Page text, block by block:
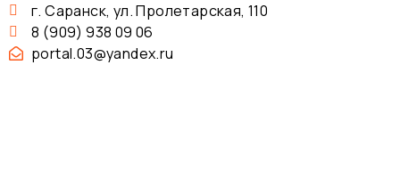
г. Саранск, ул. Пролетарская, 110
8 (909) 938 09 06
portal.03@yandex.ru